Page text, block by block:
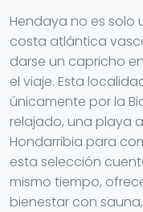
Hendaya no es
costa atlántica
darse un capricho
el viaje. Esta
únicamente por la
relajado, una playa
Hondarribia para
esta selección
mismo tiempo,
bienestar con